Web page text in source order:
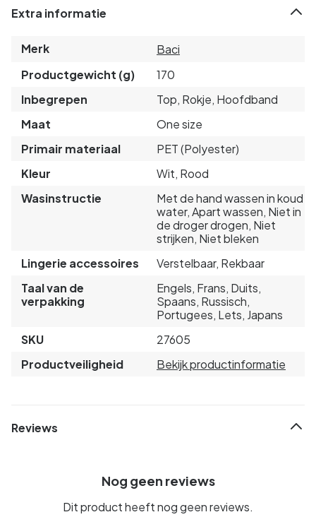
Extra informatie
Merk
Baci
Productgewicht (g)
170
Inbegrepen
Top, Rokje, Hoofdband
Maat
One size
Primair materiaal
PET (Polyester)
Kleur
Wit, Rood
Wasinstructie
Met de hand wassen in koud
water, Apart wassen, Niet in
de droger drogen, Niet
strijken, Niet bleken
Lingerie accessoires
Verstelbaar, Rekbaar
Taal van de
verpakking
Engels, Frans, Duits,
Spaans, Russisch,
Portugees, Lets, Japans
SKU
27605
Productveiligheid
Bekijk productinformatie
Reviews
Nog geen reviews
Dit product heeft nog geen reviews.